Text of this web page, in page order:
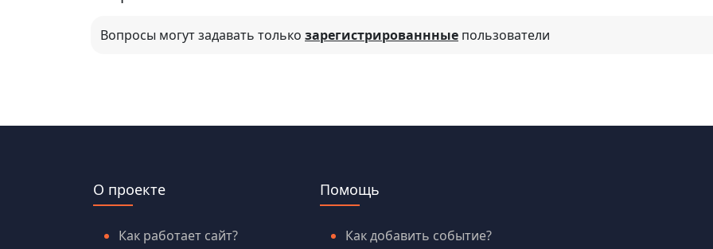
Вопросы могут задавать только зарегистрированнные пользователи
О проекте
Как работает сайт?
Помощь
Как добавить событие?